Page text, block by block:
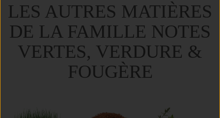
LES AUTRES MATIÈRES
DE LA FAMILLE NOTES
VERTES, VERDURE &
FOUGÈRE